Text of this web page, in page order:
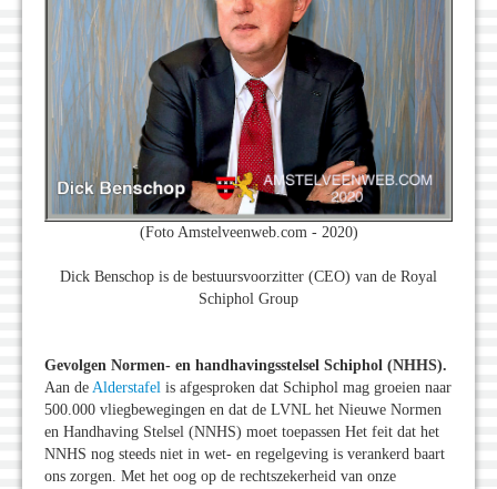
(Foto Amstelveenweb.com - 2020)
Dick Benschop is de bestuursvoorzitter (CEO) van de Royal
Schiphol Group
Gevolgen Normen- en handhavingsstelsel Schiphol (NHHS).
Aan de Alderstafel is afgesproken dat Schiphol mag groeien naar
500.000 vliegbewegingen en dat de LVNL het Nieuwe Normen
en Handhaving Stelsel (NNHS) moet toepassen Het feit dat het
NNHS nog steeds niet in wet- en regelgeving is verankerd baart
ons zorgen. Met het oog op de rechtszekerheid van onze